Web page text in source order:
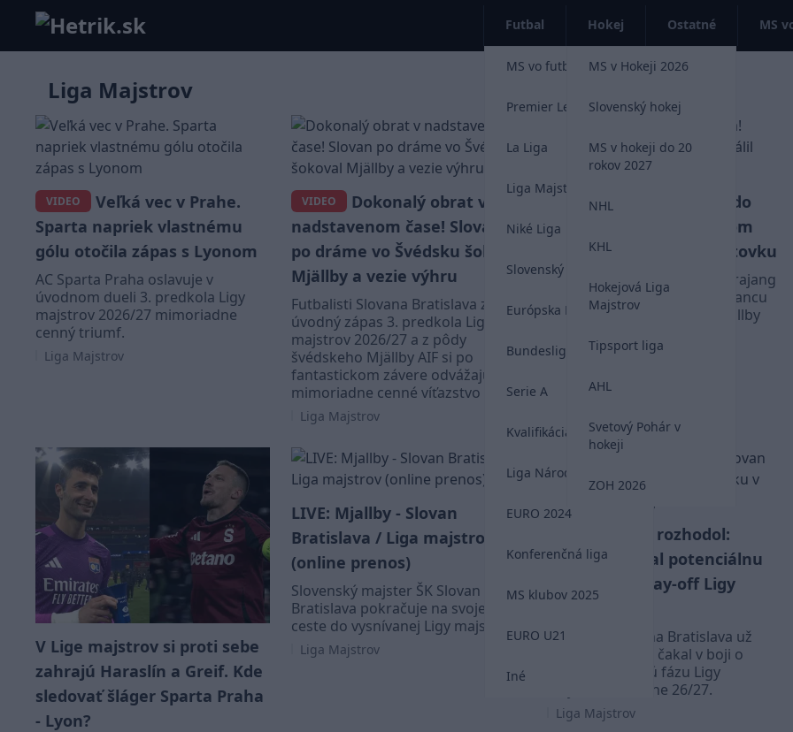
Futbal
MS vo futbale 2026
Premier League
La Liga
Liga Majstrov
Niké Liga
Slovenský futbal
Európska Liga
Bundesliga
Serie A
Kvalifikácia MS 2026
Liga Národov
EURO 2024
Konferenčná liga
MS klubov 2025
EURO U21
Iné
Hokej
MS v Hokeji 2026
Slovenský hokej
MS v hokeji do 20
rokov 2027
NHL
KHL
Hokejová Liga
Majstrov
Tipsport liga
AHL
Svetový Pohár v
hokeji
ZOH 2026
Ostatné MS
Liga Majstrov
VIDEO
Veľká vec v Prahe.
Sparta napriek vlastnému
gólu otočila zápas s Lyonom
AC Sparta Praha oslavuje v
úvodnom dueli 3. predkola Ligy
majstrov 2026/27 mimoriadne
cenný triumf.
Liga Majstrov
VIDEO
Dokonalý obrat v
nadstavenom čase! Slovan
po dráme vo Švédsku šokoval
Mjällby a vezie výhru
Futbalisti Slovana Bratislava zvládli
úvodný zápas 3. predkola Ligy
majstrov 2026/27 a z pôdy
švédskeho Mjällby AIF si po
fantastickom závere odvážajú
mimoriadne cenné víťazstvo 2:1.
Liga Majstrov
VIDEO
Belasí mohli ísť do
vedenia! Yirajang v prvom
polčase spálil gólovú tutovku
Krídelník Slovana Alasana Yirajang
mal v 28. minúte obrovskú šancu
poslať belasých na pôde Mjällby
Liga Majstrov
V Lige majstrov si proti sebe
zahrajú Haraslín a Greif. Kde
sledovať šláger Sparta Praha
- Lyon?
LIVE: Mjallby - Slovan
Bratislava / Liga majstrov
(online prenos)
Slovenský majster ŠK Slovan
Bratislava pokračuje na svojej
ceste do vysnívanej Ligy majstrov.
Liga Majstrov
Žreb v Nyone rozhodol:
Slovan spoznal potenciálnu
prekážku v play-off Ligy
Futbalisti Slovana Bratislava už
vedia, kto by ich čakal v boji o
miliónovú ligovú fázu Ligy
majstrov v sezóne 26/27.
Liga Majstrov